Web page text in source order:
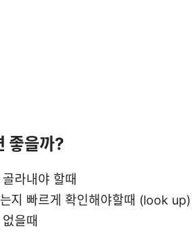
좋을까?
라내야 할때
지 빠르게 확인해야할때 (look up)
을때